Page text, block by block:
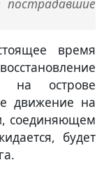
время
на острове
движение на
соединяющем
будет